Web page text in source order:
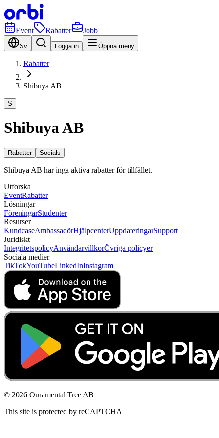
Event Rabatter Jobb
Sv Logga in Öppna meny
Rabatter
Shibuya AB
S
Shibuya AB
Rabatter Socials
Shibuya AB har inga aktiva rabatter för tillfället.
Utforska
EventRabatter
Lösningar
FöreningarStudenter
Resurser
KundcaseAmbassadörHjälpcenterUppdateringarSupport
Juridiskt
IntegritetspolicyAnvändarvillkorÖvriga policyer
Sociala medier
TikTokYouTubeLinkedInInstagram
© 2026 Ornamental Tree AB
This site is protected by reCAPTCHA